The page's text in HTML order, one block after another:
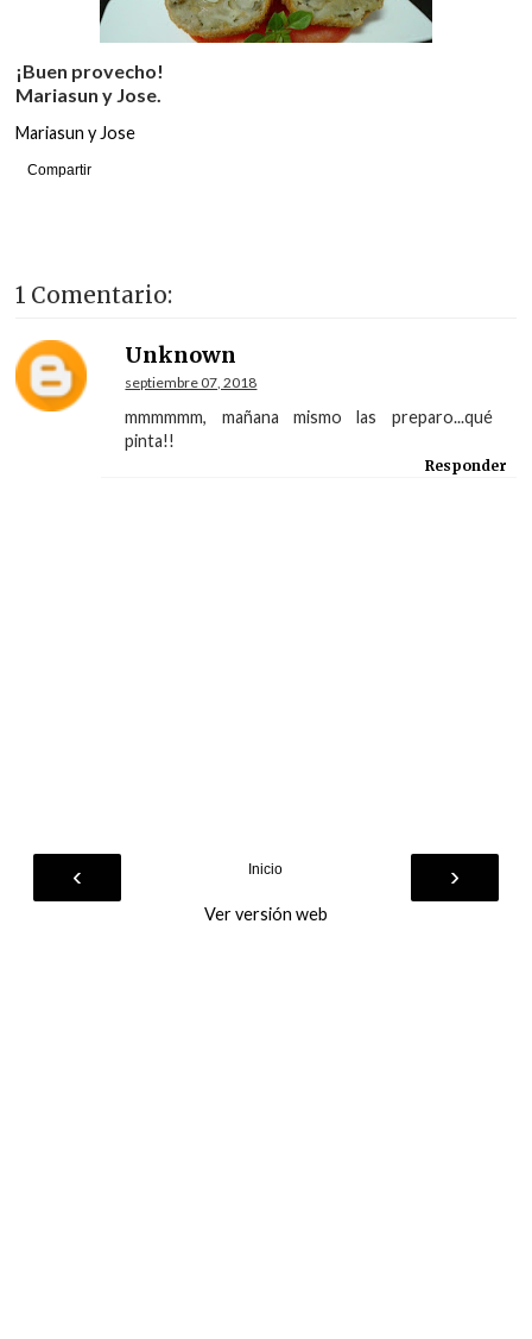
¡Buen provecho!
Mariasun y Jose.
Mariasun y Jose
Compartir
1 Comentario:
Unknown
septiembre 07, 2018
mmmmmm, mañana mismo las preparo...qué
pinta!!
Responder
‹ ›
Inicio
Ver versión web